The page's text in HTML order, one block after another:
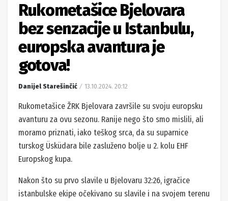
Rukometašice Bjelovara
bez senzacije u Istanbulu,
europska avantura je
gotova!
Danijel Starešinčić 13.10.2024. 20:12
Rukometašice ŽRK Bjelovara završile su svoju europsku
avanturu za ovu sezonu. Ranije nego što smo mislili, ali
moramo priznati, iako teškog srca, da su suparnice
turskog Üsküdara bile zasluženo bolje u 2. kolu EHF
Europskog kupa.
Nakon što su prvo slavile u Bjelovaru 32:26, igračice
istanbulske ekipe očekivano su slavile i na svojem terenu